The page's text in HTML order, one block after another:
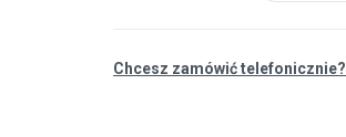
Chcesz zamówić telefonicznie?